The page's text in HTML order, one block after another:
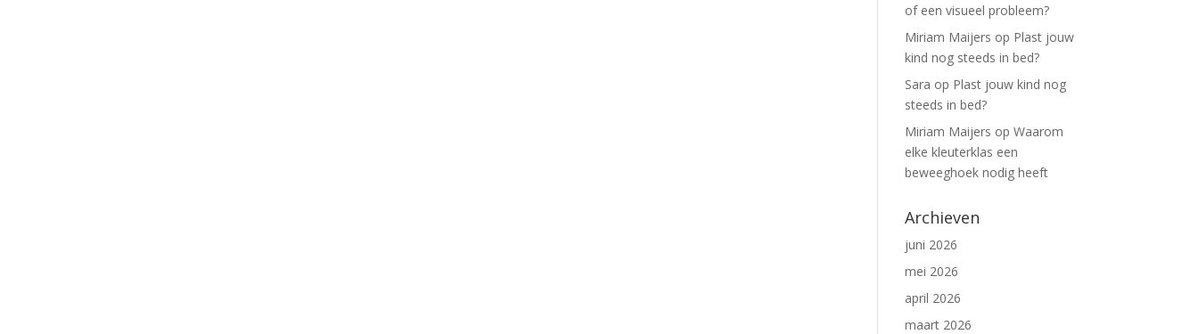
of een visueel probleem?
Miriam Maijers op Plast jouw
kind nog steeds in bed?
Sara op Plast jouw kind nog
steeds in bed?
Miriam Maijers opWaarom
elke kleuterklas een
beweeghoek nodig heeft
Archieven
juni 2026
mei 2026
april 2026
maart 2026